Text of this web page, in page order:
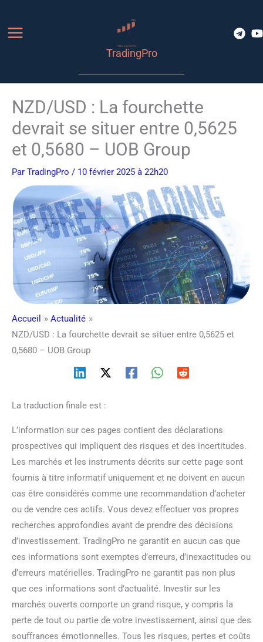
contenu
TradingPro
NZD/USD : La fourchette
devrait se situer entre 0,5625
et 0,5680 – UOB Group
Par TradingPro / 10 février 2025 à 22h20
Accueil
Actualité
NZD/USD : La fourchette devrait se situer entre 0,5625 et
0,5680 – UOB Group
La traduction finale est :
L’information sur ces pages contient des déclarations
prospectives qui impliquent des risques et des incertitudes.
Les marchés et les instruments décrits sur cette page sont
fournis à titre informatif uniquement et ne doivent en aucun
cas être considérés comme une recommandation d’acheter
ou de vendre ces actifs. Vous devez effectuer vos propres
recherches approfondies avant de prendre des décisions
d’investissement. TradingPro ne garantit en aucun cas que
ces informations sont exemptes d’erreurs, d’inexactitudes ou
d’erreurs matérielles. TradingPro ne garantit pas non plus
que ces informations sont d’actualité. Investir sur les
marchés ouverts comporte un grand risque, y compris la
perte de tout ou partie de votre investissement, ainsi que des
souffrances émotionnelles. Tous les risques, pertes et coûts